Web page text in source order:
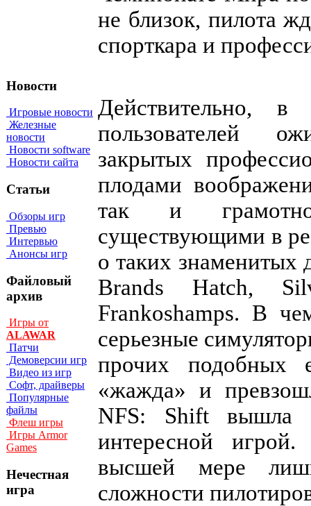
Новости
Игровые новости
Железные
новости
Новости software
Новости сайта
Статьи
Обзоры игр
Превью
Интервью
Анонсы игр
Файловый
архив
Игры от
ALAWAR
Патчи
Демоверсии игр
Видео из игр
Софт, драйверы
Популярные
файлы
Флеш игры
Игры Armor
Games
Нечестная
игра
не близок, пилота
спорткара и
Действительно,
пользователей
закрытых
плодами
так и грамотно
существующими в
о таких знаменитых
Brands Hatch,
Frankoshamps. В
серьезные
прочих подобных
«жажда» и
NFS: Shift вышла
интересной
высшей мере
сложности